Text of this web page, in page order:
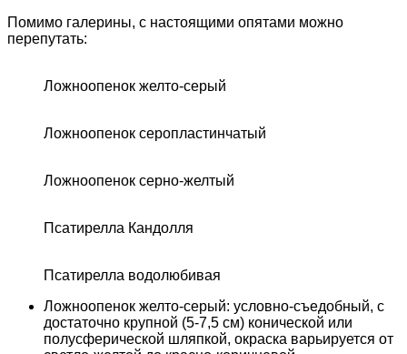
Помимо галерины, с настоящими опятами можно
перепутать:
Ложноопенок желто-серый
Ложноопенок серопластинчатый
Ложноопенок серно-желтый
Псатирелла Кандолля
Псатирелла водолюбивая
Ложноопенок желто-серый: условно-съедобный, с
достаточно крупной (5-7,5 см) конической или
полусферической шляпкой, окраска варьируется от